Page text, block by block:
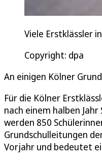
Viele Erstklässler
Copyright: dpa
An einigen Kölner
Für die Kölner
nach einem halben
werden 850
Grundschulleitungen
Vorjahr und bedeutet